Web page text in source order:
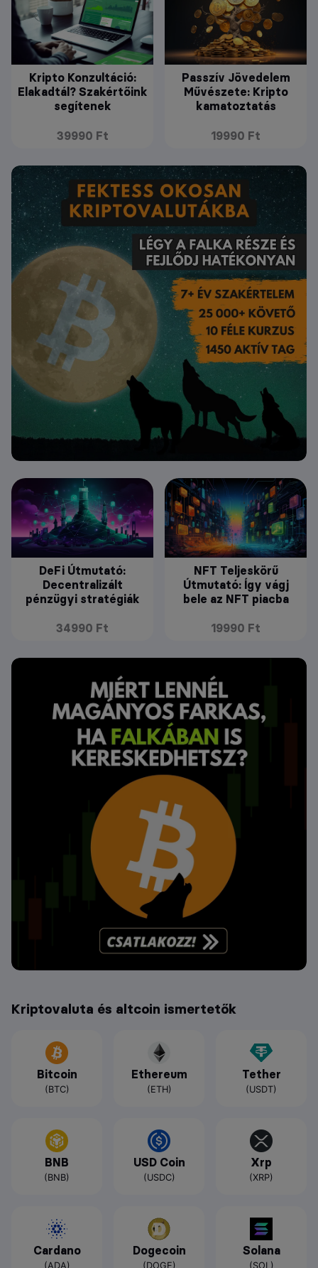
Kripto Konzultáció:
Elakadtál? Szakértőink
segítenek
39990 Ft
Passzív Jövedelem
Művészete: Kripto
kamatoztatás
19990 Ft
DeFi Útmutató:
Decentralizált
pénzügyi stratégiák
34990 Ft
NFT Teljeskörű
Útmutató: Így vágj
bele az NFT piacba
19990 Ft
Kriptovaluta és altcoin ismertetők
Bitcoin
(BTC)
Ethereum
(ETH)
Tether
(USDT)
BNB
(BNB)
USD Coin
(USDC)
Xrp
(XRP)
Cardano
(ADA)
Dogecoin
(DOGE)
Solana
(SOL)